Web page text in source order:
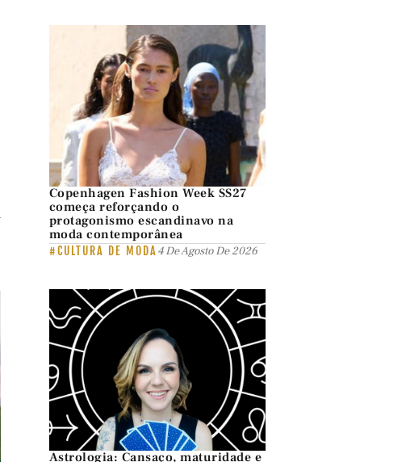
Copenhagen Fashion Week SS27
começa reforçando o
protagonismo escandinavo na
moda contemporânea
#CULTURA DE MODA4 De Agosto De 2026
Astrologia: Cansaço, maturidade e